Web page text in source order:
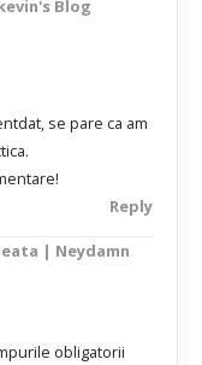
Blog
se pare ca am
Reply
| Neydamn
obligatorii